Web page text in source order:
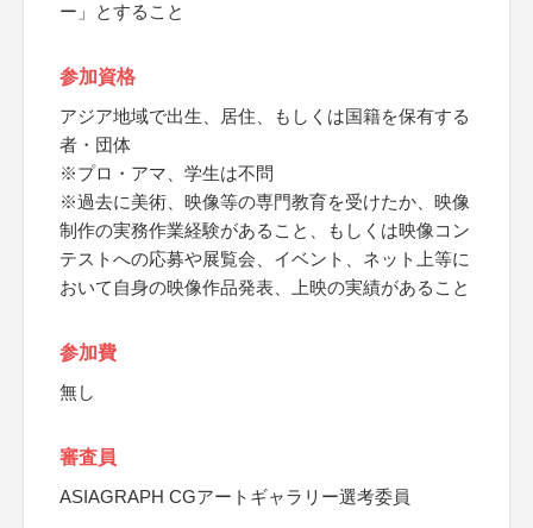
ー」とすること
参加資格
アジア地域で出生、居住、もしくは国籍を保有する
者・団体
※プロ・アマ、学生は不問
※過去に美術、映像等の専門教育を受けたか、映像
制作の実務作業経験があること、もしくは映像コン
テストへの応募や展覧会、イベント、ネット上等に
おいて自身の映像作品発表、上映の実績があること
参加費
無し
審査員
ASIAGRAPH CGアートギャラリー選考委員